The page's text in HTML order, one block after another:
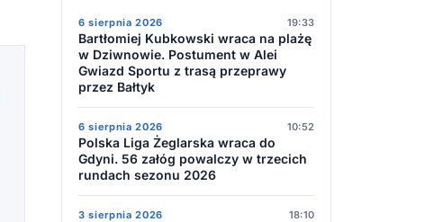
6 sierpnia 2026 19:33
Bartłomiej Kubkowski wraca na plażę
w Dziwnowie. Postument w Alei
Gwiazd Sportu z trasą przeprawy
przez Bałtyk
6 sierpnia 2026 10:52
Polska Liga Żeglarska wraca do
Gdyni. 56 załóg powalczy w trzecich
rundach sezonu 2026
3 sierpnia 2026 18:10